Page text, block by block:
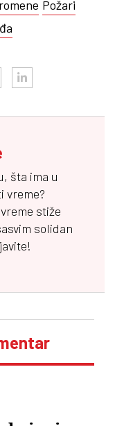
Požari
šta ima u
vreme?
stiže
solidan